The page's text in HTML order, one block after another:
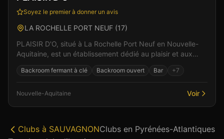
Soyez le premier à donner un avis
LA ROCHELLE PORT NEUF (17)
PLAISIR D'O, situé à La Rochelle Port Neuf en Nouvelle-
Aquitaine, est un établissement dédié au plaisir et aux
Backroom fermant à clé Backroom ouvert Bar +7
Nouvelle-Aquitaine Voir
Clubs à SAUVAGNONClubs en Pyrénées-Atlantiques